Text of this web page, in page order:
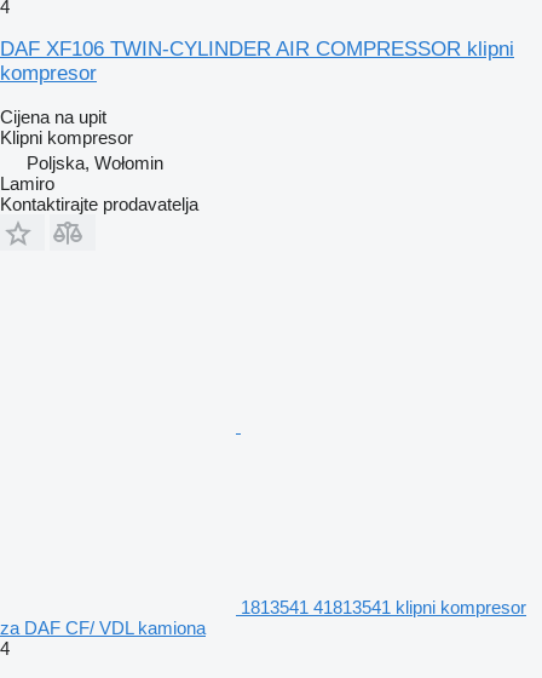
4
DAF XF106 TWIN-CYLINDER AIR COMPRESSOR klipni
kompresor
Cijena na upit
Klipni kompresor
Poljska, Wołomin
Lamiro
Kontaktirajte prodavatelja
1813541 41813541 klipni kompresor
za DAF CF/ VDL kamiona
4